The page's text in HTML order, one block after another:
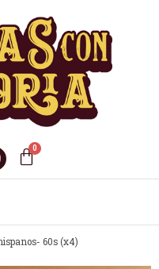
60s (x4)